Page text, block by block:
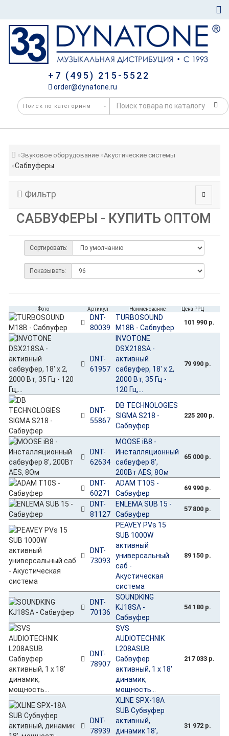
+7 (495) 215-5522
order@dynatone.ru
Звуковое оборудование Акустические системы
Сабвуферы
Фильтр
САБВУФЕРЫ - КУПИТЬ ОПТОМ
Сортировать:
Показывать:
Фото Артикул Наименование Цена РРЦ
DNT-
80039
TURBOSOUND
M18B - Сабвуфер
101 990 р.
DNT-
61957
INVOTONE
DSX218SA -
активный
сабвуфер, 18' х 2,
2000 Вт, 35 Гц -
120 Гц,...
79 990 р.
DNT-
55867
DB TECHNOLOGIES
SIGMA S218 -
Сабвуфер
225 200 р.
DNT-
62634
MOOSE iB8 -
Инсталляционный
сабвуфер 8',
200Вт AES, 8Oм
65 000 р.
DNT-
60271
ADAM T10S -
Сабвуфер
69 990 р.
DNT-
81127
ENLEMA SUB 15 -
Сабвуфер
57 800 р.
DNT-
73093
PEAVEY PVs 15
SUB 1000W
активный
универсальный
саб -
Акустическая
система
89 150 р.
DNT-
70136
SOUNDKING
KJ18SA -
Сабвуфер
54 180 р.
DNT-
78907
SVS
AUDIOTECHNIK
L208ASUB
Сабвуфер
активный, 1 x 18'
динамик,
мощность...
217 033 р.
DNT-
78939
XLINE SPX-18A
SUB Субвуфер
активный,
динамик 18',
31 972 р.